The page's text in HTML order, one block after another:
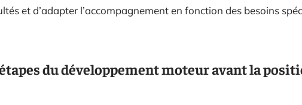
et d’adapter l’accompagnement en fonction des besoins
du développement moteur avant la